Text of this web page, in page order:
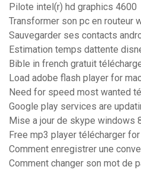
Pilote intel(r) hd graphics 4600
Transformer son pc en routeur
Sauvegarder ses contacts
Estimation temps dattente
Bible in french gratuit
Load adobe flash player for
Need for speed most wanted
Google play services are
Mise a jour de skype windows
Free mp3 player télécharger
Comment enregistrer une
Comment changer son mot de